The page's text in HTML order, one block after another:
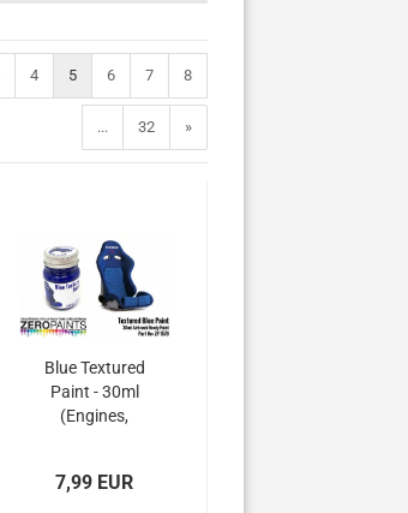
4 5 6 7 8
... 32 »
Blue Textured
Paint - 30ml
(Engines,
7,99 EUR